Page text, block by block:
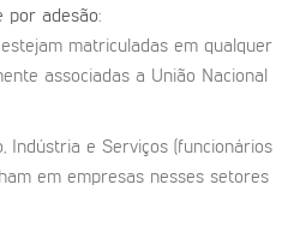
por adesão:
matriculadas em qualquer
associadas a União Nacional
Indústria e Serviços (funcionários
em empresas nesses setores